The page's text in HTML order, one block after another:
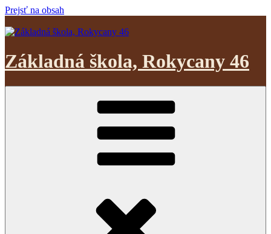
Prejsť na obsah
Základná škola, Rokycany 46